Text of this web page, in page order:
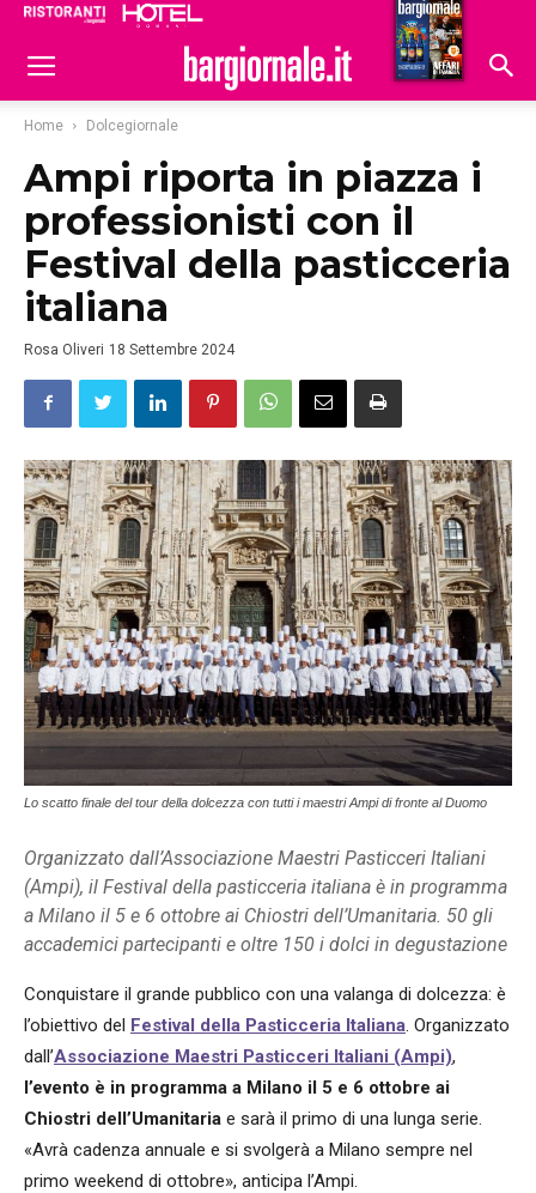
Hoteldomani
Home Dolcegiornale
Ampi riporta in piazza i
professionisti con il
Festival della pasticceria
italiana
Rosa Oliveri 18 Settembre 2024
Lo scatto finale del tour della dolcezza con tutti i maestri Ampi di fronte al Duomo
Organizzato dall’Associazione Maestri Pasticceri Italiani
(Ampi), il Festival della pasticceria italiana è in programma
a Milano il 5 e 6 ottobre ai Chiostri dell’Umanitaria. 50 gli
accademici partecipanti e oltre 150 i dolci in degustazione
Conquistare il grande pubblico con una valanga di dolcezza: è
l’obiettivo del Festival della Pasticceria Italiana. Organizzato
dall’Associazione Maestri Pasticceri Italiani (Ampi),
l’evento è in programma a Milano il 5 e 6 ottobre ai
Chiostri dell’Umanitaria e sarà il primo di una lunga serie.
«Avrà cadenza annuale e si svolgerà a Milano sempre nel
primo weekend di ottobre», anticipa l’Ampi.